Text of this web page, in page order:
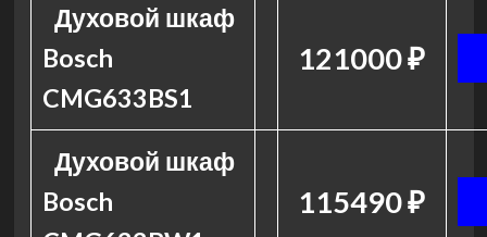
Духовой шкаф
Bosch
CMG633BS1
121000 ₽
Духовой шкаф
Bosch
115490 ₽